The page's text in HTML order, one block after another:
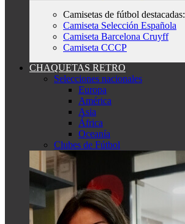
Camisetas de fútbol destacadas:
Camiseta Selección Española
Camiseta Barcelona Cruyff
Camiseta CCCP
CHAQUETAS RETRO
Selecciones nacionales
Europa
América
Asia
África
Oceanía
Clubes de Fútbol